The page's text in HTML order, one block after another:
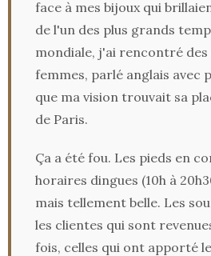
face à mes bijoux qui
de l'un des plus grands
mondiale, j'ai rencontré des
femmes, parlé anglais avec
que ma vision trouvait sa
de Paris.
Ça a été fou. Les pieds en
horaires dingues (10h à
mais tellement belle. Les
les clientes qui sont
fois, celles qui ont apporté